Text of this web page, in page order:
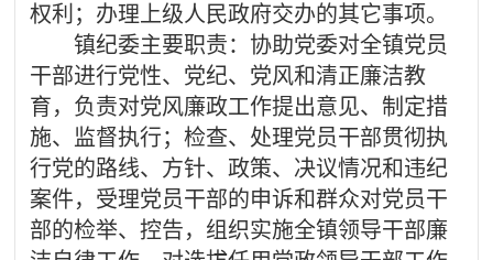
权利；办理上级人民政府交办的其它事项。
镇纪委主要职责：协助党委对全镇党员
干部进行党性、党纪、党风和清正廉洁教
育，负责对党风廉政工作提出意见、制定措
施、监督执行；检查、处理党员干部贯彻执
行党的路线、方针、政策、决议情况和违纪
案件，受理党员干部的申诉和群众对党员干
部的检举、控告，组织实施全镇领导干部廉